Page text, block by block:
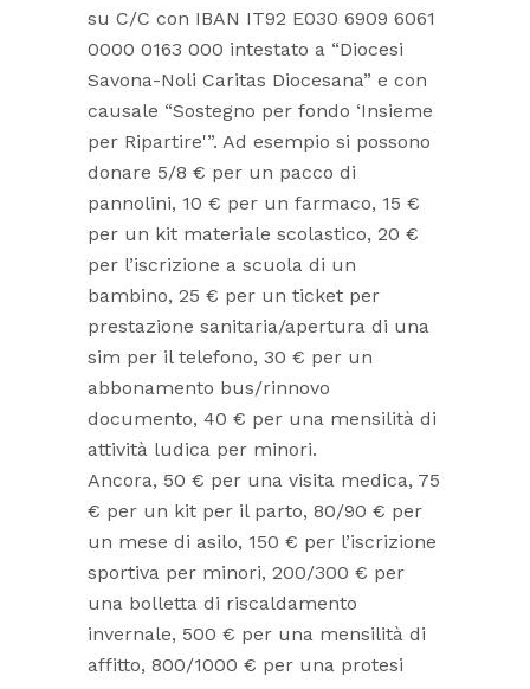
su C/C con IBAN IT92 E030 6909 6061
0000 0163 000 intestato a “Diocesi
Savona-Noli Caritas Diocesana” e con
causale “Sostegno per fondo ‘Insieme
per Ripartire'”. Ad esempio si possono
donare 5/8 € per un pacco di
pannolini, 10 € per un farmaco, 15 €
per un kit materiale scolastico, 20 €
per l’iscrizione a scuola di un
bambino, 25 € per un ticket per
prestazione sanitaria/apertura di una
sim per il telefono, 30 € per un
abbonamento bus/rinnovo
documento, 40 € per una mensilità di
attività ludica per minori.
Ancora, 50 € per una visita medica, 75
€ per un kit per il parto, 80/90 € per
un mese di asilo, 150 € per l’iscrizione
sportiva per minori, 200/300 € per
una bolletta di riscaldamento
invernale, 500 € per una mensilità di
affitto, 800/1000 € per una protesi